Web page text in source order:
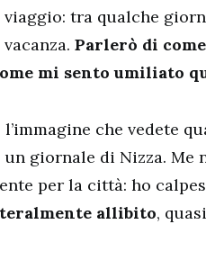
tra qualche
Parlerò di
mi sento umiliato
che vedete
un giornale di Nizza. Me
per la città: ho
allibito, quasi